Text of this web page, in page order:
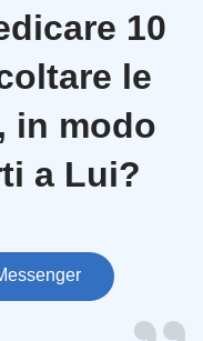
10
le
in modo
a Lui?